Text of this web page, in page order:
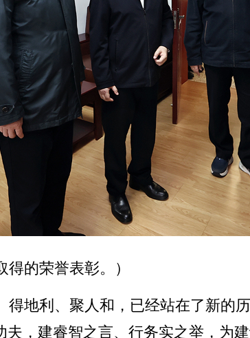
得的荣誉表彰。）
地利、聚人和，已经站在了新的
，建睿智之言、行务实之举，为